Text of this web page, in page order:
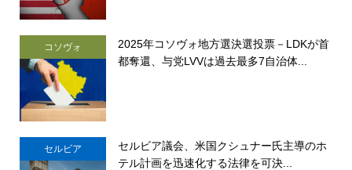
コソヴォ
2025年コソヴォ地方選決選投票－LDKが首
都奪還、与党LVVは過去最多7自治体...
セルビア
セルビア議会、米国クシュナー氏主導のホ
テル計画を迅速化する法律を可決...